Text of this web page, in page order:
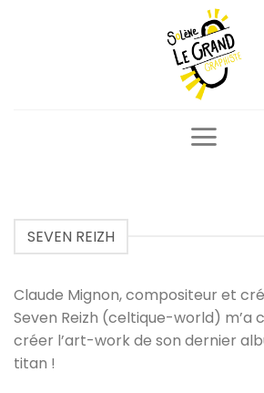
SEVEN REIZH
Claude Mignon, compositeur et
Seven Reizh (celtique-world) m’a
créer l’art-work de son dernier
titan !